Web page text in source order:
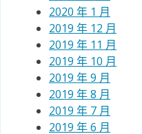
2020 年 1 月
2019 年 12 月
2019 年 11 月
2019 年 10 月
2019 年 9 月
2019 年 8 月
2019 年 7 月
2019 年 6 月